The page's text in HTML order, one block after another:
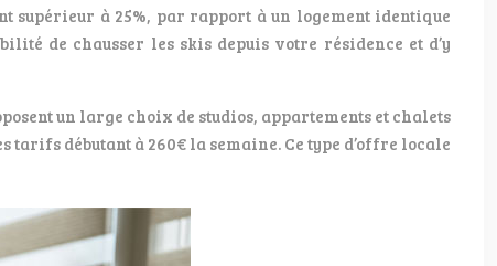
à 25%, par rapport à un logement identique
de chausser les skis depuis votre résidence et d’y
un large choix de studios, appartements et chalets
débutant à 260€ la semaine. Ce type d’offre locale